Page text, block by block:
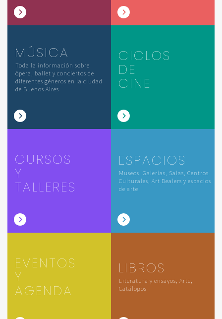
MÚSICA
Toda la información sobre
ópera, ballet y conciertos de
diferentes géneros en la ciudad
de Buenos Aires
CICLOS
DE
CINE
CURSOS
Y
TALLERES
ESPACIOS
Museos, Galerías, Salas, Centros
Culturales, Art Dealers y espacios
de arte
EVENTOS
Y
AGENDA
LIBROS
Literatura y ensayos, Arte,
Catálogos